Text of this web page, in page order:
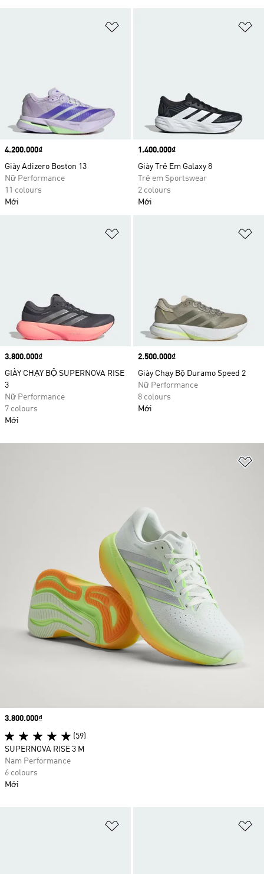
Price
4.200.000₫
Giày Adizero Boston 13
Nữ Performance
11 colours
Mới
Price
1.400.000₫
Giày Trẻ Em Galaxy 8
Trẻ em Sportswear
2 colours
Mới
Price
3.800.000₫
GIÀY CHẠY BỘ SUPERNOVA RISE
3
Nữ Performance
7 colours
Mới
Price
2.500.000₫
Giày Chạy Bộ Duramo Speed 2
Nữ Performance
8 colours
Mới
Price
3.800.000₫
(59)
SUPERNOVA RISE 3 M
Nam Performance
6 colours
Mới